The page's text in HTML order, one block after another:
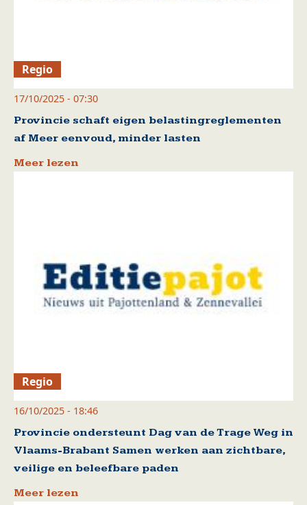
Regio
17/10/2025 - 07:30
Provincie schaft eigen belastingreglementen
af Meer eenvoud, minder lasten
Meer lezen
Regio
16/10/2025 - 18:46
Provincie ondersteunt Dag van de Trage Weg in
Vlaams-Brabant Samen werken aan zichtbare,
veilige en beleefbare paden
Meer lezen